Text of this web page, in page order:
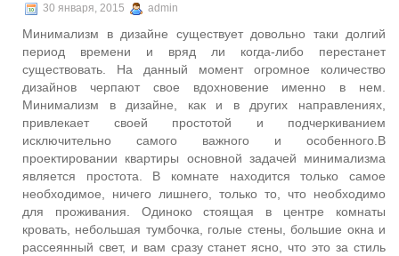
30 января, 2015 admin
Минимализм в дизайне существует довольно таки долгий
период времени и вряд ли когда-либо перестанет
существовать. На данный момент огромное количество
дизайнов черпают свое вдохновение именно в нем.
Минимализм в дизайне, как и в других направлениях,
привлекает своей простотой и подчеркиванием
исключительно самого важного и особенного. В
проектировании квартиры основной задачей минимализма
является простота. В комнате находится только самое
необходимое, ничего лишнего, только то, что необходимо
для проживания. Одиноко стоящая в центре комнаты
кровать, небольшая тумбочка, голые стены, большие окна и
рассеянный свет, и вам сразу станет ясно, что это за стиль